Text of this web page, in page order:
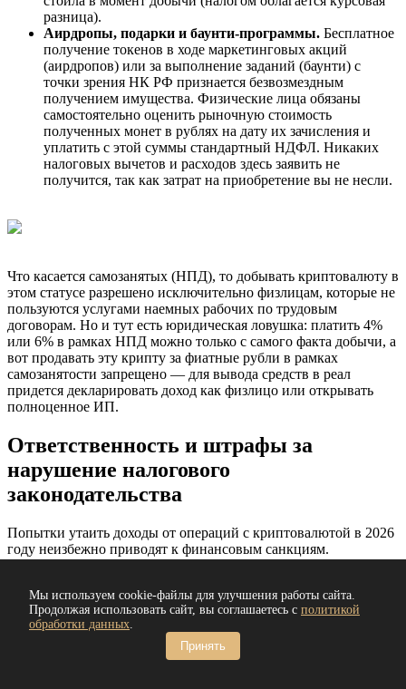
разница).
Аирдропы, подарки и баунти-программы. Бесплатное
получение токенов в ходе маркетинговых акций
(аирдропов) или за выполнение заданий (баунти) с
точки зрения НК РФ признается безвозмездным
получением имущества. Физические лица обязаны
самостоятельно оценить рыночную стоимость
полученных монет в рублях на дату их зачисления и
уплатить с этой суммы стандартный НДФЛ. Никаких
налоговых вычетов и расходов здесь заявить не
получится, так как затрат на приобретение вы не несли.
Что касается самозанятых (НПД), то добывать криптовалюту в
этом статусе разрешено исключительно физлицам, которые не
пользуются услугами наемных рабочих по трудовым
договорам. Но и тут есть юридическая ловушка: платить 4%
или 6% в рамках НПД можно только с самого факта добычи, а
вот продавать эту крипту за фиатные рубли в рамках
самозанятости запрещено — для вывода средств в реал
придется декларировать доход как физлицо или открывать
полноценное ИП.
Ответственность и штрафы за
нарушение налогового
законодательства
Попытки утаить доходы от операций с криптовалютой в 2026
году неизбежно приводят к финансовым санкциям.
взаимодействие с дружественными зарубежными
площадками.
Если ФНС обнаружит незадекларированный доход от
продажи или майнинга цифровых валют, нарушителю грозит
Мы используем cookie-файлы для улучшения работы сайта.
Продолжая использовать сайт, вы соглашаетесь с политикой
обработки данных.
Принять